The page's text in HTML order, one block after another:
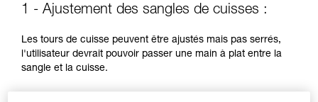
liées à votre activité. Il peut en exister d’autres
1 - Ajustement des sangles de cuisses :
Les tours de cuisse peuvent être ajustés mais pas serrés,
l'utilisateur devrait pouvoir passer une main à plat entre la
sangle et la cuisse.